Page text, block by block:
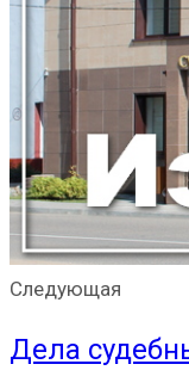
Следующая
Дела